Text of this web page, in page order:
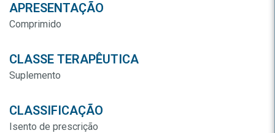
APRESENTAÇÃO
Comprimido
CLASSE TERAPÊUTICA
Suplemento
CLASSIFICAÇÃO
Isento de prescrição